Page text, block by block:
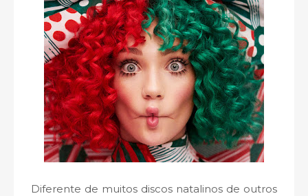
Diferente de muitos discos natalinos de outros